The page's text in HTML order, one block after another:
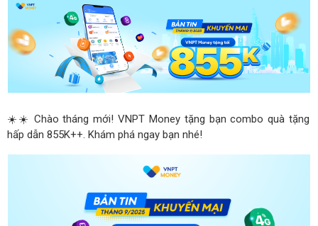
☀️☀️ Chào tháng mới! VNPT Money tặng bạn combo quà tặng
hấp dẫn 855K++. Khám phá ngay bạn nhé!